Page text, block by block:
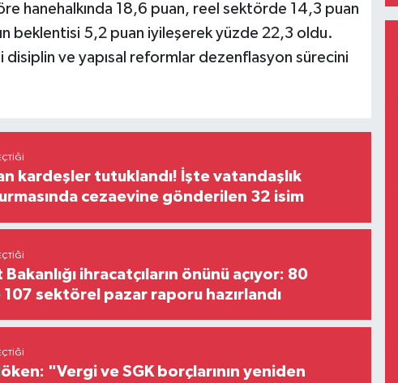
hanehalkında 18,6 puan, reel sektörde 14,3 puan
beklentisi 5,2 puan iyileşerek yüzde 22,3 oldu.
disiplin ve yapısal reformlar dezenflasyon sürecini
kardeşler tutuklandı! İşte vatandaşlık
cezaevine gönderilen 32 isim
ihracatçıların önünü açıyor: 80
sektörel pazar raporu hazırlandı
"Vergi ve SGK borçlarının yeniden